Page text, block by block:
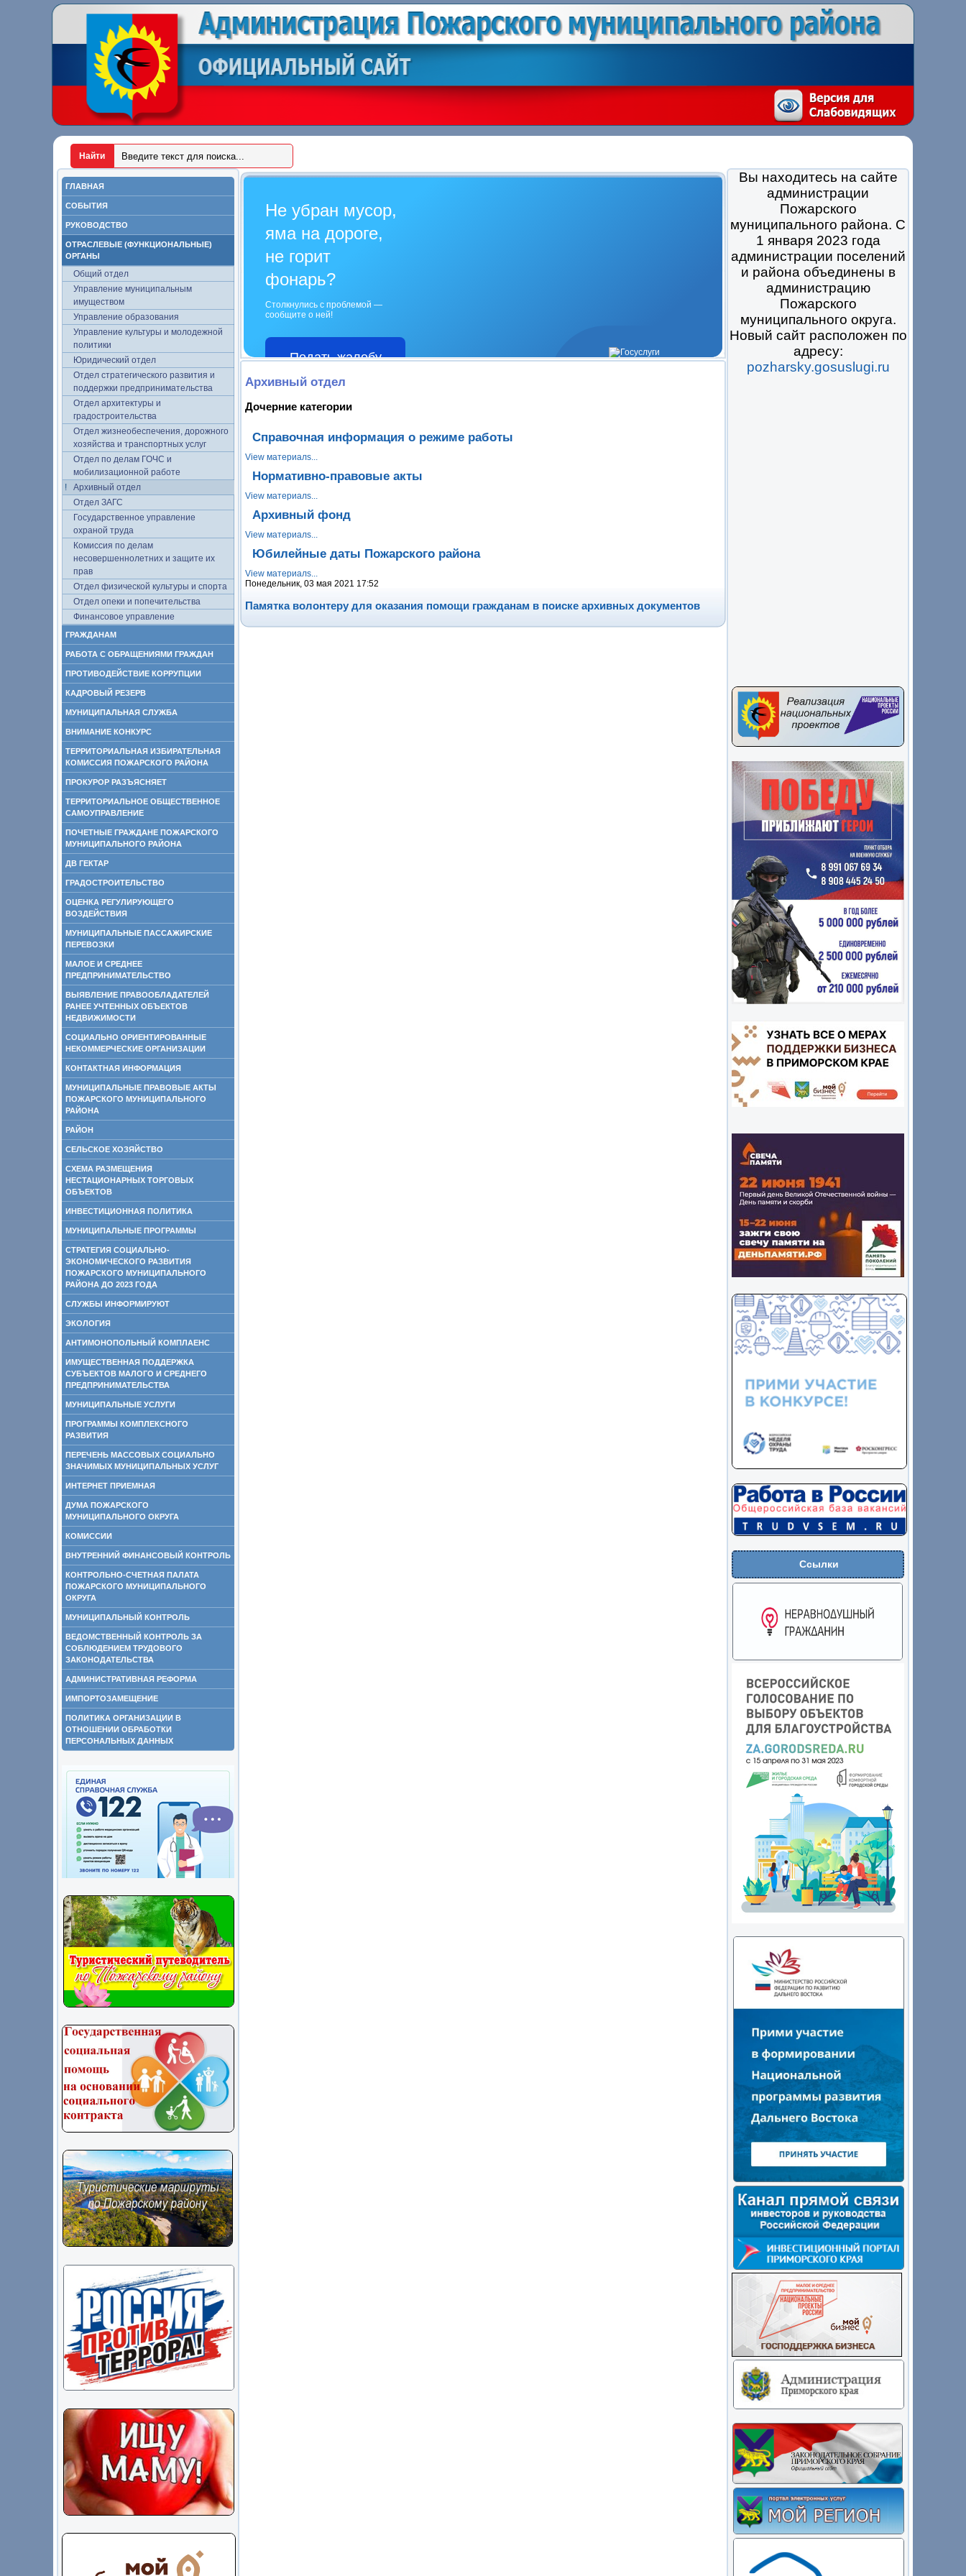
ГЛАВНАЯ
СОБЫТИЯ
РУКОВОДСТВО
ОТРАСЛЕВЫЕ (ФУНКЦИОНАЛЬНЫЕ)
ОРГАНЫ
Общий отдел
Управление муниципальным
имуществом
Управление образования
Управление культуры и молодежной
политики
Юридический отдел
Отдел стратегического развития и
поддержки предпринимательства
Отдел архитектуры и
градостроительства
Отдел жизнеобеспечения, дорожного
хозяйства и транспортных услуг
Отдел по делам ГОЧС и
мобилизационной работе
Архивный отдел
Отдел ЗАГС
Государственное управление
охраной труда
Комиссия по делам
несовершеннолетних и защите их
прав
Отдел физической культуры и спорта
Отдел опеки и попечительства
Финансовое управление
ГРАЖДАНАМ
РАБОТА С ОБРАЩЕНИЯМИ ГРАЖДАН
ПРОТИВОДЕЙСТВИЕ КОРРУПЦИИ
КАДРОВЫЙ РЕЗЕРВ
МУНИЦИПАЛЬНАЯ СЛУЖБА
ВНИМАНИЕ КОНКУРС
ТЕРРИТОРИАЛЬНАЯ ИЗБИРАТЕЛЬНАЯ
КОМИССИЯ ПОЖАРСКОГО РАЙОНА
ПРОКУРОР РАЗЪЯСНЯЕТ
ТЕРРИТОРИАЛЬНОЕ ОБЩЕСТВЕННОЕ
САМОУПРАВЛЕНИЕ
ПОЧЕТНЫЕ ГРАЖДАНЕ ПОЖАРСКОГО
МУНИЦИПАЛЬНОГО РАЙОНА
ДВ ГЕКТАР
ГРАДОСТРОИТЕЛЬСТВО
ОЦЕНКА РЕГУЛИРУЮЩЕГО
ВОЗДЕЙСТВИЯ
МУНИЦИПАЛЬНЫЕ ПАССАЖИРСКИЕ
ПЕРЕВОЗКИ
МАЛОЕ И СРЕДНЕЕ
ПРЕДПРИНИМАТЕЛЬСТВО
ВЫЯВЛЕНИЕ ПРАВООБЛАДАТЕЛЕЙ
РАНЕЕ УЧТЕННЫХ ОБЪЕКТОВ
НЕДВИЖИМОСТИ
СОЦИАЛЬНО ОРИЕНТИРОВАННЫЕ
НЕКОММЕРЧЕСКИЕ ОРГАНИЗАЦИИ
КОНТАКТНАЯ ИНФОРМАЦИЯ
МУНИЦИПАЛЬНЫЕ ПРАВОВЫЕ АКТЫ
ПОЖАРСКОГО МУНИЦИПАЛЬНОГО
РАЙОНА
РАЙОН
СЕЛЬСКОЕ ХОЗЯЙСТВО
СХЕМА РАЗМЕЩЕНИЯ
НЕСТАЦИОНАРНЫХ ТОРГОВЫХ
ОБЪЕКТОВ
ИНВЕСТИЦИОННАЯ ПОЛИТИКА
МУНИЦИПАЛЬНЫЕ ПРОГРАММЫ
СТРАТЕГИЯ СОЦИАЛЬНО-
ЭКОНОМИЧЕСКОГО РАЗВИТИЯ
ПОЖАРСКОГО МУНИЦИПАЛЬНОГО
РАЙОНА ДО 2023 ГОДА
СЛУЖБЫ ИНФОРМИРУЮТ
ЭКОЛОГИЯ
АНТИМОНОПОЛЬНЫЙ КОМПЛАЕНС
ИМУЩЕСТВЕННАЯ ПОДДЕРЖКА
СУБЪЕКТОВ МАЛОГО И СРЕДНЕГО
ПРЕДПРИНИМАТЕЛЬСТВА
МУНИЦИПАЛЬНЫЕ УСЛУГИ
ПРОГРАММЫ КОМПЛЕКСНОГО
РАЗВИТИЯ
ПЕРЕЧЕНЬ МАССОВЫХ СОЦИАЛЬНО
ЗНАЧИМЫХ МУНИЦИПАЛЬНЫХ УСЛУГ
ИНТЕРНЕТ ПРИЕМНАЯ
ДУМА ПОЖАРСКОГО
МУНИЦИПАЛЬНОГО ОКРУГА
КОМИССИИ
ВНУТРЕННИЙ ФИНАНСОВЫЙ КОНТРОЛЬ
КОНТРОЛЬНО-СЧЕТНАЯ ПАЛАТА
ПОЖАРСКОГО МУНИЦИПАЛЬНОГО
ОКРУГА
МУНИЦИПАЛЬНЫЙ КОНТРОЛЬ
ВЕДОМСТВЕННЫЙ КОНТРОЛЬ ЗА
СОБЛЮДЕНИЕМ ТРУДОВОГО
ЗАКОНОДАТЕЛЬСТВА
АДМИНИСТРАТИВНАЯ РЕФОРМА
ИМПОРТОЗАМЕЩЕНИЕ
ПОЛИТИКА ОРГАНИЗАЦИИ В
ОТНОШЕНИИ ОБРАБОТКИ
ПЕРСОНАЛЬНЫХ ДАННЫХ
Вы находитесь на сайте
администрации
Пожарского
муниципального района. С
1 января 2023 года
администрации поселений
и района объединены в
администрацию
Пожарского
муниципального округа.
Новый сайт расположен по
адресу:
pozharsky.gosuslugi.ru
Ссылки
Не убран мусор,
яма на дороге,
не горит
фонарь?
Столкнулись с проблемой —
сообщите о ней!
Подать жалобу
Архивный отдел
Дочерние категории
Справочная информация о режиме работы
View материалs...
Нормативно-правовые акты
View материалs...
Архивный фонд
View материалs...
Юбилейные даты Пожарского района
View материалs...
Понедельник, 03 мая 2021 17:52
Памятка волонтеру для оказания помощи гражданам в поиске архивных документов